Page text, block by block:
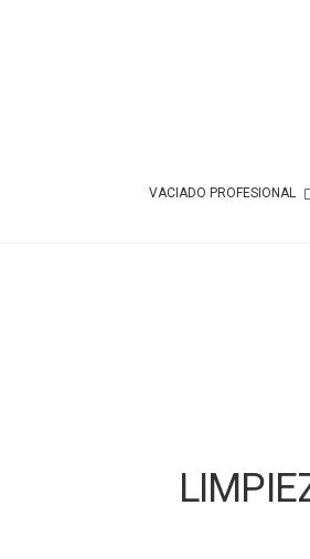
VACIADO PROFESIONAL